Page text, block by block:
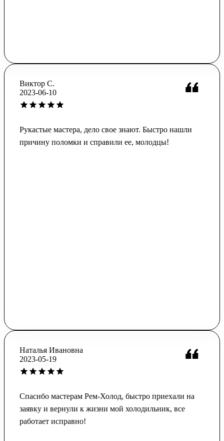
Виктор С.
2023-06-10
Рукастые мастера, дело свое знают. Быстро нашли
причину поломки и справили ее, молодцы!
Наталья Ивановна
2023-05-19
Спасибо мастерам Рем-Холод, быстро приехали на
заявку и вернули к жизни мой холодильник, все
работает исправно!